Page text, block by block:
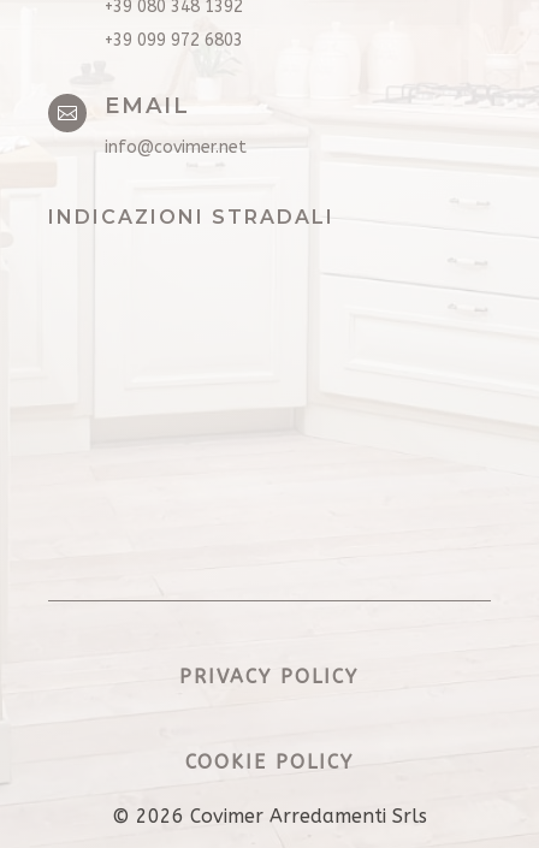
+39 080 348 1392
+39 099 972 6803
 EMAIL
info@covimer.net
INDICAZIONI STRADALI
PRIVACY POLICY
COOKIE POLICY
© 2026 Covimer Arredamenti Srls